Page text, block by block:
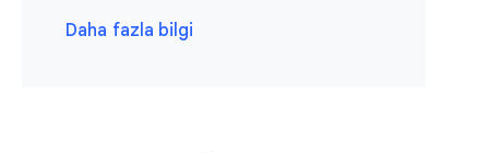
Daha fazla bilgi